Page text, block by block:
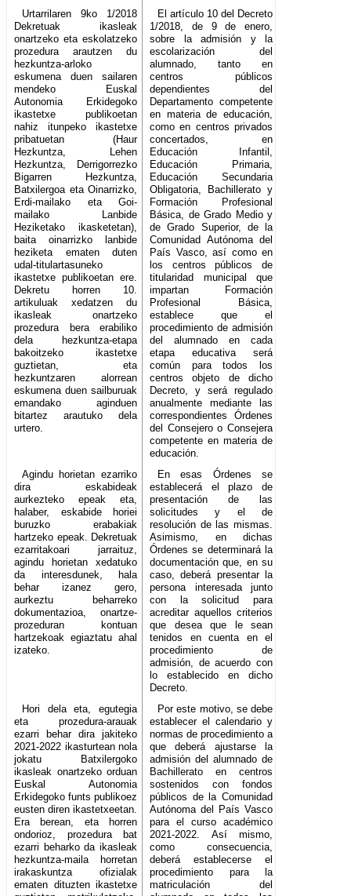
Urtarrilaren 9ko 1/2018
Dekretuak ikasleak
onartzeko eta eskolatzeko
prozedura arautzen du
hezkuntza-arloko
eskumena duen sailaren
mendeko Euskal
Autonomia Erkidegoko
ikastetxe publikoetan
nahiz itunpeko ikastetxe
pribatuetan (Haur
Hezkuntza, Lehen
Hezkuntza, Derrigorrezko
Bigarren Hezkuntza,
Batxilergoa eta Oinarrizko,
Erdi-mailako eta Goi-
mailako Lanbide
Heziketako ikasketetan),
baita oinarrizko lanbide
heziketa ematen duten
udal-titulartasuneko
ikastetxe publikoetan ere.
Dekretu horren 10.
artikuluak xedatzen du
ikasleak onartzeko
prozedura bera erabiliko
dela hezkuntza-etapa
bakoitzeko ikastetxe
guztietan, eta
hezkuntzaren alorrean
eskumena duen sailburuak
emandako aginduen
bitartez arautuko dela
urtero.
El artículo 10 del Decreto
1/2018, de 9 de enero,
sobre la admisión y la
escolarización del
alumnado, tanto en
centros públicos
dependientes del
Departamento competente
en materia de educación,
como en centros privados
concertados, en
Educación Infantil,
Educación Primaria,
Educación Secundaria
Obligatoria, Bachillerato y
Formación Profesional
Básica, de Grado Medio y
de Grado Superior, de la
Comunidad Autónoma del
País Vasco, así como en
los centros públicos de
titularidad municipal que
impartan Formación
Profesional Básica,
establece que el
procedimiento de admisión
del alumnado en cada
etapa educativa será
común para todos los
centros objeto de dicho
Decreto, y será regulado
anualmente mediante las
correspondientes Órdenes
del Consejero o Consejera
competente en materia de
educación.
Agindu horietan ezarriko
dira eskabideak
aurkezteko epeak eta,
halaber, eskabide horiei
buruzko erabakiak
hartzeko epeak. Dekretuak
ezarritakoari jarraituz,
agindu horietan xedatuko
da interesdunek, hala
behar izanez gero,
aurkeztu beharreko
dokumentazioa, onartze-
prozeduran kontuan
hartzekoak egiaztatu ahal
izateko.
En esas Órdenes se
establecerá el plazo de
presentación de las
solicitudes y el de
resolución de las mismas.
Asimismo, en dichas
Órdenes se determinará la
documentación que, en su
caso, deberá presentar la
persona interesada junto
con la solicitud para
acreditar aquellos criterios
que desea que le sean
tenidos en cuenta en el
procedimiento de
admisión, de acuerdo con
lo establecido en dicho
Decreto.
Hori dela eta, egutegia
eta prozedura-arauak
ezarri behar dira jakiteko
2021-2022 ikasturtean nola
jokatu Batxilergoko
ikasleak onartzeko orduan
Euskal Autonomia
Erkidegoko funts publikoez
eusten diren ikastetxeetan.
Era berean, eta horren
ondorioz, prozedura bat
ezarri beharko da ikasleak
hezkuntza-maila horretan
irakaskuntza ofizialak
ematen dituzten ikastetxe
Por este motivo, se debe
establecer el calendario y
normas de procedimiento a
que deberá ajustarse la
admisión del alumnado de
Bachillerato en centros
sostenidos con fondos
públicos de la Comunidad
Autónoma del País Vasco
para el curso académico
2021-2022. Así mismo,
como consecuencia,
deberá establecerse el
procedimiento para la
matriculación del